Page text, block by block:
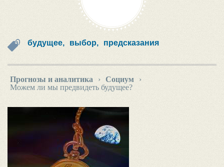
будущее, выбор, предсказания
Прогнозы и аналитика › Социум
›
Можем ли мы предвидеть будущее?